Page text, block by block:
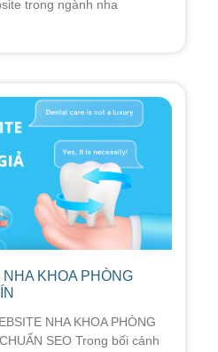
trong ngành nha
KHOA PHÒNG
NHA KHOA PHÒNG
SEO Trong bối cảnh